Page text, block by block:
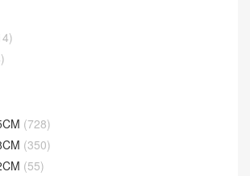
(728)
(350)
(55)